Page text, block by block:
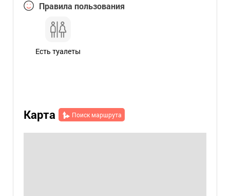
Правила пользования
Есть туалеты
Карта Поиск маршрута